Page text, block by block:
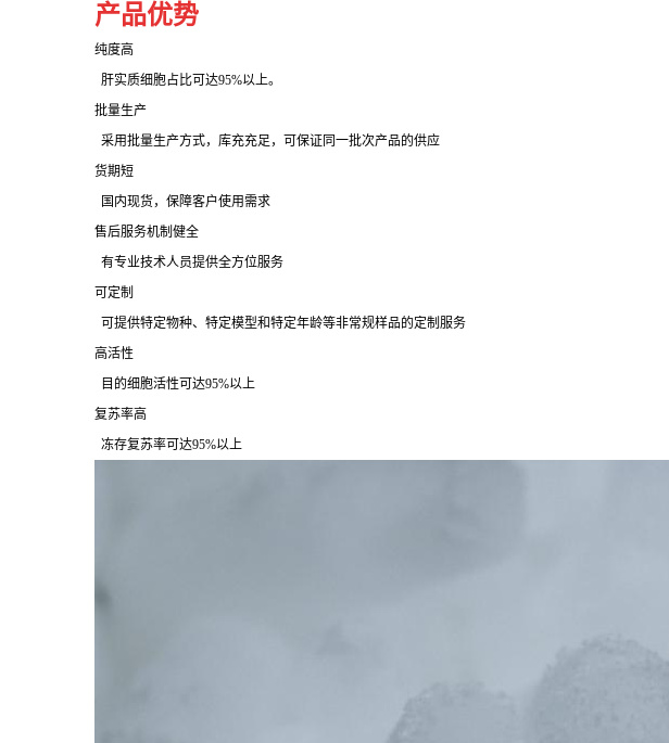
产品优势
纯度高
肝实质细胞占比可达95%以上。
批量生产
采用批量生产方式，库充充足，可保证同一批次产品的供应
货期短
国内现货，保障客户使用需求
售后服务机制健全
有专业技术人员提供全方位服务
可定制
可提供特定物种、特定模型和特定年龄等非常规样品的定制服务
高活性
目的细胞活性可达95%以上
复苏率高
冻存复苏率可达95%以上